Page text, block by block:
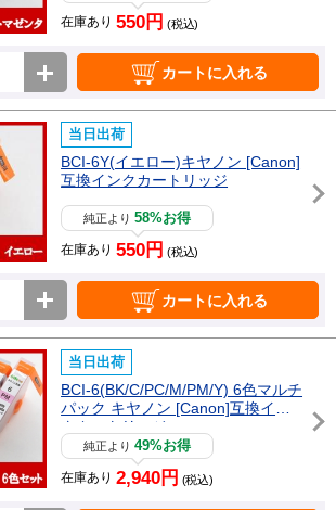
在庫あり 550円 (税込)
カートに入れる
当日出荷
BCI-6Y(イエロー)キヤノン [Canon]
互換インクカートリッジ
純正より58%お得
在庫あり 550円 (税込)
カートに入れる
当日出荷
BCI-6(BK/C/PC/M/PM/Y) 6色マルチ
パック キヤノン [Canon]互換イン
クカートリッジ
純正より49%お得
在庫あり 2,940円 (税込)